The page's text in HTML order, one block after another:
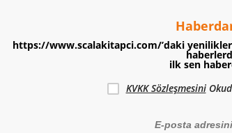
https://www.scalakitapci.com/’daki
ilk sen
KVKK Sözleşmesini